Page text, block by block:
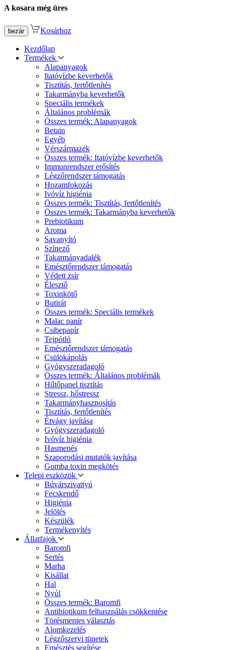
A kosara még üres
bezár Kosárhoz
Kezdőlap
Termékek
Alapanyagok
Itatóvízbe keverhetők
Tisztítás, fertőtlenítés
Takarmányba keverhetők
Speciális termékek
Általános problémák
Összes termék: Alapanyagok
Betain
Egyéb
Vérszármazék
Összes termék: Itatóvízbe keverhetők
Immunrendszer erősítés
Légzőrendszer támogatás
Hozamfokozás
Ivóvíz higiénia
Összes termék: Tisztítás, fertőtlenítés
Összes termék: Takarmányba keverhetők
Prebiotikum
Aroma
Savanyító
Színező
Takarmányadalék
Emésztőrendszer támogatás
Védett zsír
Élesztő
Toxinkötő
Butirát
Összes termék: Speciális termékek
Malac panír
Csibepapír
Tejpótló
Emésztőrendszer támogatás
Csülökápolás
Gyógyszeradagoló
Összes termék: Általános problémák
Hűtőpanel tisztítás
Stressz, hőstressz
Takarmányhasznosítás
Tisztítás, fertőtlenítés
Étvágy javítása
Gyógyszeradagoló
Ivóvíz higiénia
Hasmenés
Szaporodási mutatók javítása
Gomba toxin megkötés
Telepi eszközök
Búvárszivattyú
Fecskendő
Higiénia
Jelölés
Készülék
Termékenyítés
Állatfajok
Baromfi
Sertés
Marha
Kisállat
Hal
Nyúl
Összes termék: Baromfi
Antibiotikum felhasználás csökkentése
Törésmentes választás
Alomkezelés
Légzőszervi tünetek
Emésztés segítése